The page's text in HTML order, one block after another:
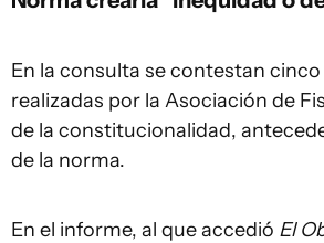
En la consulta se contestan
realizadas por la Asociación de
de la constitucionalidad,
de la norma.
En el informe, al que accedió El